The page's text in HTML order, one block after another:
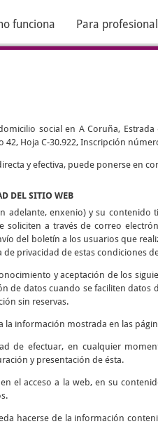
funciona Para
social en A Coruña,
42, Hoja C-30.922, Inscripción
y efectiva, puede ponerse en
DEL SITIO WEB
adelante, enxenio) y su
a través de correo
del boletín a los usuarios que
privacidad de estas condiciones
y aceptación de los
de datos cuando se faciliten
sin reservas.
la información mostrada en las
de efectuar, en cualquier
y presentación de ésta.
el acceso a la web, en su
hacerse de la información